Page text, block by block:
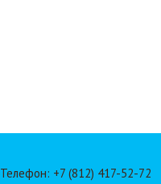
Телефон: +7 (812) 417-52-72